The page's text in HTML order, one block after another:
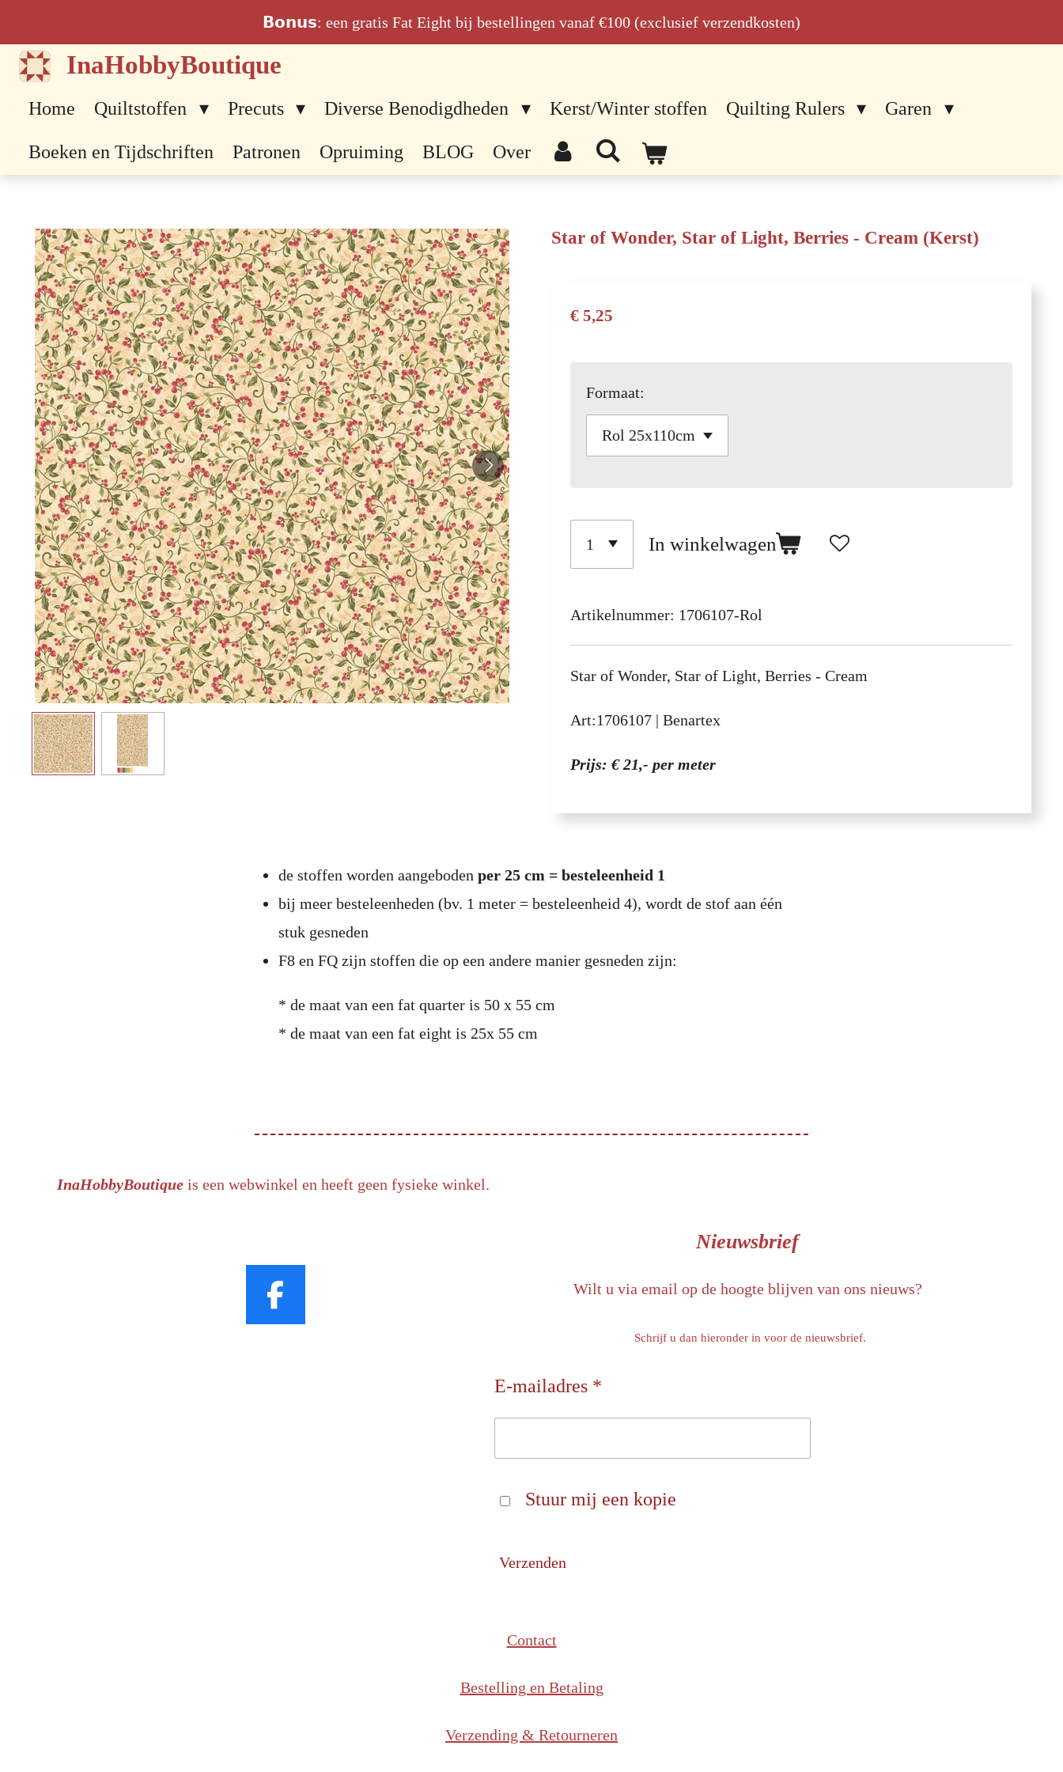
direct
naar
𝗕𝗼𝗻𝘂𝘀: een gratis Fat Eight bij bestellingen vanaf €100 (exclusief verzendkosten)
InaHobbyBoutique
Home Quiltstoffen Precuts Diverse Benodigdheden Kerst/Winter stoffen Quilting Rulers Garen
Boeken en Tijdschriften Patronen Opruiming BLOG Over
Star of Wonder, Star of Light, Berries - Cream (Kerst)
€ 5,25
Formaat:
In winkelwagen
Artikelnummer: 1706107-Rol
Star of Wonder, Star of Light, Berries - Cream
Art:1706107 | Benartex
Prijs: € 21,- per meter
de stoffen worden aangeboden per 25 cm = besteleenheid 1
bij meer besteleenheden (bv. 1 meter = besteleenheid 4), wordt de stof aan één
stuk gesneden
F8 en FQ zijn stoffen die op een andere manier gesneden zijn:
* de maat van een fat quarter is 50 x 55 cm
* de maat van een fat eight is 25x 55 cm
InaHobbyBoutique is een webwinkel en heeft geen fysieke winkel.
F
Nieuwsbrief
Wilt u via email op de hoogte blijven van ons nieuws?
Schrijf u dan hieronder in voor de nieuwsbrief.
E-mailadres *
Stuur mij een kopie
Verzenden
Contact
Bestelling en Betaling
Verzending & Retourneren